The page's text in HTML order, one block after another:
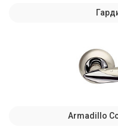
Armadillo